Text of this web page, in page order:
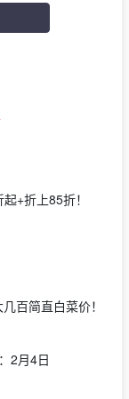
+折上85折！
百简直白菜价！
2月4日